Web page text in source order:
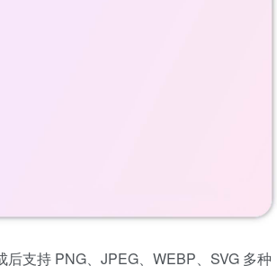
支持 PNG、JPEG、WEBP、SVG 多种